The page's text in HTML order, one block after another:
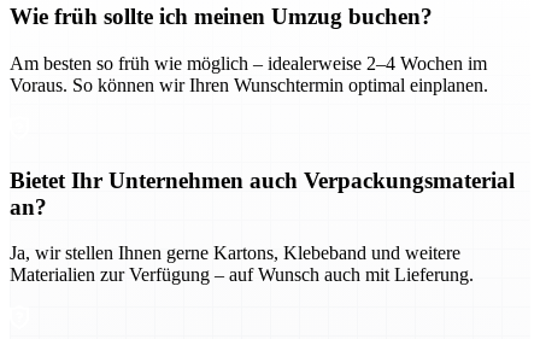
Wie früh sollte ich meinen Umzug buchen?
Am besten so früh wie möglich – idealerweise 2–4 Wochen im
Voraus. So können wir Ihren Wunschtermin optimal einplanen.
Bietet Ihr Unternehmen auch Verpackungsmaterial
an?
Ja, wir stellen Ihnen gerne Kartons, Klebeband und weitere
Materialien zur Verfügung – auf Wunsch auch mit Lieferung.